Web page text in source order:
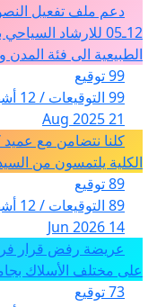
12ـ05 للارشاد
الطبيعية الى فئة المدن
99 توقيع
99 التوقيعات / 12 أشهر
21 Aug 2025
كلنا نتضامن مع عميد
الكلية يلتمسون من
89 توقيع
89 التوقيعات / 12 أشهر
14 Jun 2026
عريضة رفض قرار
على مختلف الأسلاك
73 توقيع